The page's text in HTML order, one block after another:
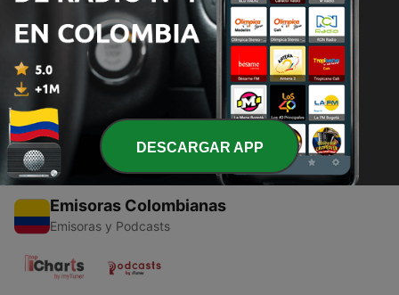
Episodios
1 - La luna y el sol
16 jun. 2020
Emisoras Colombianas
Emisoras y Podcasts
DESCARGAR APP